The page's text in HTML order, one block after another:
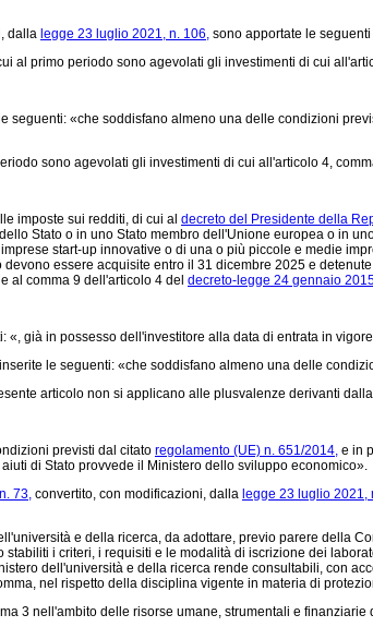
dalla legge 23 luglio 2021, n. 106, sono apportate le
primo periodo sono agevolati gli investimenti di cui
seguenti: «che soddisfano almeno una delle condizioni
sono agevolati gli investimenti di cui all'articolo 4,
imposte sui redditi, di cui al decreto del Presidente della
Stato o in uno Stato membro dell'Unione europea o in
start-up innovative o di una o più piccole e medie
essere acquisite entro il 31 dicembre 2025 e
e al comma 9 dell'articolo 4 del decreto-legge 24 gennaio
già in possesso dell'investitore alla data di entrata in
le seguenti: «che soddisfano almeno una delle
articolo non si applicano alle plusvalenze derivanti
previsti dal citato regolamento (UE) n. 651/2014, e in
di Stato provvede il Ministero dello sviluppo economico».
73, convertito, con modificazioni, dalla legge 23 luglio 2021,
e della ricerca, da adottare, previo parere della
i criteri, i requisiti e le modalità di iscrizione dei
dell'università e della ricerca rende consultabili, con
nel rispetto della disciplina vigente in materia di
3 nell'ambito delle risorse umane, strumentali e